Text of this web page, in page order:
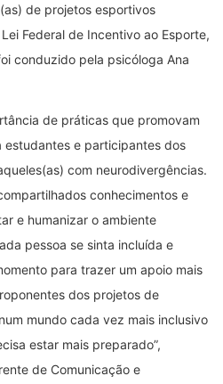
de projetos esportivos
Federal de Incentivo ao Esporte,
conduzido pela psicóloga Ana
de práticas que promovam
estudantes e participantes dos
com neurodivergências.
conhecimentos e
e humanizar o ambiente
pessoa se sinta incluída e
para trazer um apoio mais
dos projetos de
mundo cada vez mais inclusivo
estar mais preparado”,
de Comunicação e